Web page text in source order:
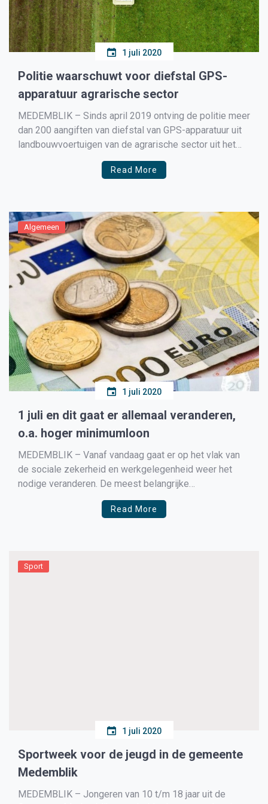
1 juli 2020
Politie waarschuwt voor diefstal GPS-
apparatuur agrarische sector
MEDEMBLIK – Sinds april 2019 ontving de politie meer
dan 200 aangiften van diefstal van GPS-apparatuur uit
landbouwvoertuigen van de agrarische sector uit het
hele land. De totale schade loopt al in de miljoenen
euro’s. Rondtrekkende bendes blijken hiervoor
Read More
Algemeen
1 juli 2020
1 juli en dit gaat er allemaal veranderen,
o.a. hoger minimumloon
MEDEMBLIK – Vanaf vandaag gaat er op het vlak van
de sociale zekerheid en werkgelegenheid weer het
nodige veranderen. De meest belangrijke
veranderingen hebben wij voor u op een rijtje gezet.
Uitbreiding geboorteverlof voor partners (Wet Invoering
Read More
Sport
1 juli 2020
Sportweek voor de jeugd in de gemeente
Medemblik
MEDEMBLIK – Jongeren van 10 t/m 18 jaar uit de